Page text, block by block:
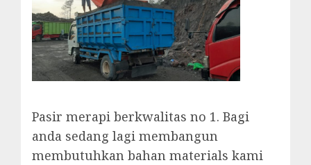
Pasir merapi berkwalitas no 1. Bagi
anda sedang lagi membangun
membutuhkan bahan materials kami